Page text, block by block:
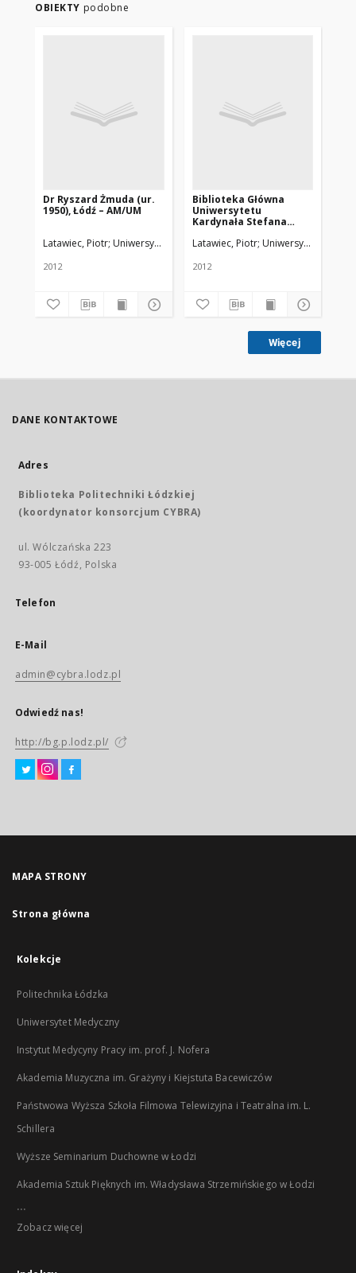
OBIEKTY podobne
Dr Ryszard Żmuda (ur.
1950), Łódź – AM/UM
Latawiec, Piotr Uniwersytet Medyczny w Łodzi
2012
Biblioteka Główna
Uniwersytetu
Kardynała Stefana
Warszawie
Latawiec, Piotr Uniwersytet
2012
Więcej
DANE KONTAKTOWE
Adres
Biblioteka Politechniki Łódzkiej
(koordynator konsorcjum CYBRA)
ul. Wólczańska 223
93-005 Łódź, Polska
Telefon
E-Mail
admin@cybra.lodz.pl
Odwiedź nas!
http://bg.p.lodz.pl/
MAPA STRONY
Strona główna
Kolekcje
Politechnika Łódzka
Uniwersytet Medyczny
Instytut Medycyny Pracy im. prof. J. Nofera
Akademia Muzyczna im. Grażyny i Kiejstuta Bacewiczów
Państwowa Wyższa Szkoła Filmowa Telewizyjna i Teatralna im. L.
Schillera
Wyższe Seminarium Duchowne w Łodzi
Akademia Sztuk Pięknych im. Władysława Strzemińskiego w Łodzi
...
Zobacz więcej